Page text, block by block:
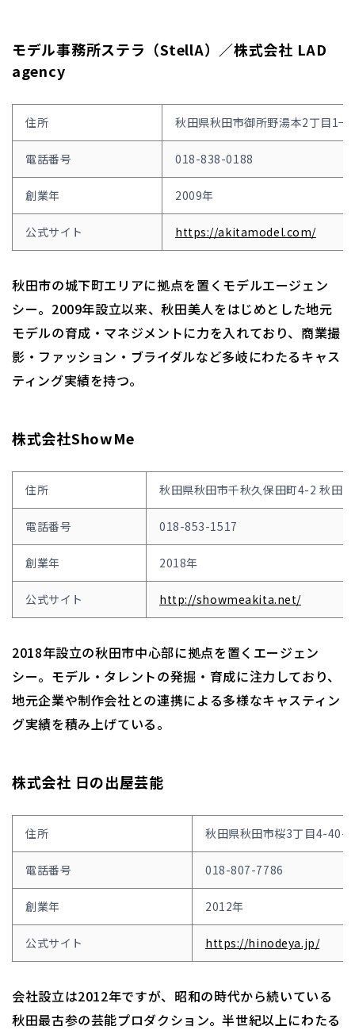
モデル事務所ステラ（StellA）／株式会社 LAD
agency
住所 秋田県秋田市御所野湯本2丁目1−2
電話番号 018-838-0188
創業年 2009年
公式サイト https://akitamodel.com/
秋田市の城下町エリアに拠点を置くモデルエージェン
シー。2009年設立以来、秋田美人をはじめとした地元
モデルの育成・マネジメントに力を入れており、商業撮
影・ファッション・ブライダルなど多岐にわたるキャス
ティング実績を持つ。
株式会社ShowMe
住所 秋田県秋田市千秋久保田町4-2 秋田
電話番号 018-853-1517
創業年 2018年
公式サイト http://showmeakita.net/
2018年設立の秋田市中心部に拠点を置くエージェン
シー。モデル・タレントの発掘・育成に注力しており、
地元企業や制作会社との連携による多様なキャスティン
グ実績を積み上げている。
株式会社 日の出屋芸能
住所 秋田県秋田市桜3丁目4-40-2
電話番号 018-807-7786
創業年 2012年
公式サイト https://hinodeya.jp/
会社設立は2012年ですが、昭和の時代から続いている
秋田最古参の芸能プロダクション。半世紀以上にわたる